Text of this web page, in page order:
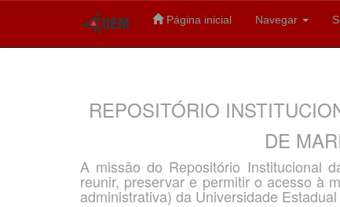
Página inicial Navegar
REPOSITÓRIO
DE
A missão do Repositório Institucional
reunir, preservar e permitir o acesso à
administrativa) da Universidade